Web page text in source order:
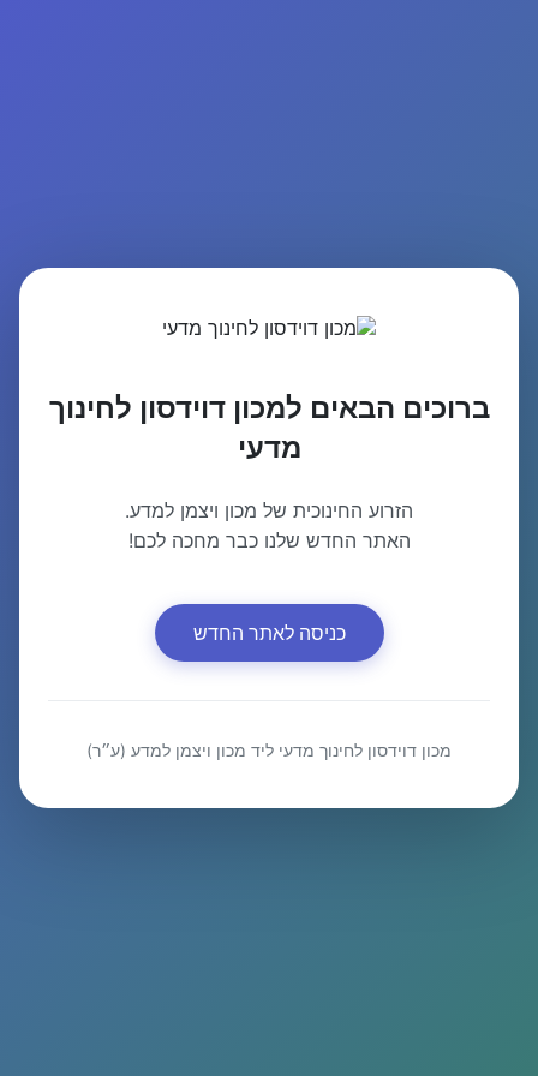
ברוכים הבאים למכון דוידסון לחינוך
מדעי
הזרוע החינוכית של מכון ויצמן למדע.
האתר החדש שלנו כבר מחכה לכם!
כניסה לאתר החדש
מכון דוידסון לחינוך מדעי ליד מכון ויצמן למדע (ע״ר)